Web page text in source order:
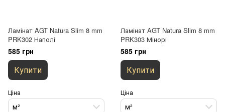
Ламінат AGT Natura Slim 8 mm
PRK302 Наполі
585 грн
Купити
Ціна
м²
Ламінат AGT Natura Slim 8 mm
PRK303 Мінорі
585 грн
Купити
Ціна
м²